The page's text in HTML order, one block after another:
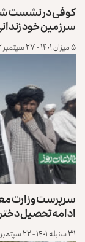
کوفی در نشست
سرزمین خود
۵ میزان ۱۴۰۱ - ۲۷ سپتمبر ۲۰۲۲
سرپرست وزارت
ادامه تحصیل
۳۱ سنبله ۱۴۰۱ - ۲۲ سپتمبر ۲۰۲۲